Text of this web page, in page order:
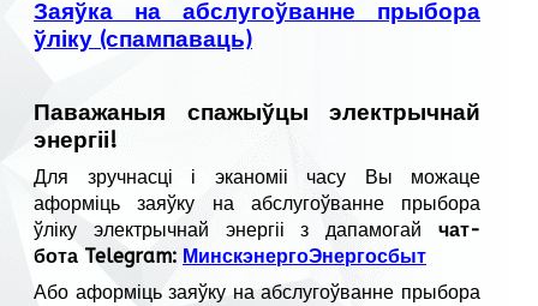
Заяўка на абслугоўванне прыбора
ўліку (спампаваць)
Паважаныя спажыўцы электрычнай
энергіі!
Для зручнасці і эканоміі часу Вы можаце
аформіць заяўку на абслугоўванне прыбора
ўліку электрычнай энергіі з дапамогай чат-
бота Telegram: МинскэнергоЭнергосбыт
Або аформіць заяўку на абслугоўванне прыбора